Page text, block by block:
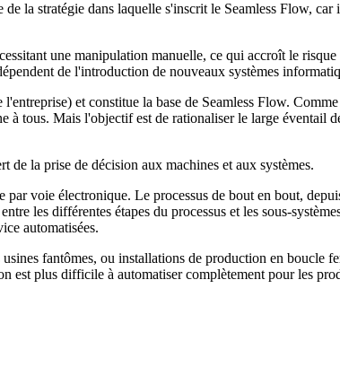
la stratégie dans laquelle s'inscrit le Seamless Flow,
une manipulation manuelle, ce qui accroît le
de l'introduction de nouveaux systèmes
et constitue la base de Seamless Flow.
tous. Mais l'objectif est de rationaliser le large éventail
de la prise de décision aux machines et aux systèmes.
voie électronique. Le processus de bout en bout,
les différentes étapes du processus et les sous-
automatisées.
fantômes, ou installations de production en boucle
plus difficile à automatiser complètement pour les